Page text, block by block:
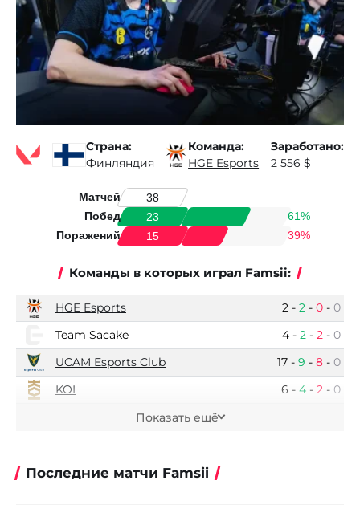
Страна:
Финляндия
Команда:
HGE Esports
Заработано:
2 556 $
Матчей
38
Побед
23
61%
Поражений
15 39%
Команды в которых играл Famsii:
HGE Esports 2 - 2 - 0 - 0
Team Sacake
4 - 2 - 2 - 0
UCAM Esports Club
17 - 9 - 8 - 0
KOI
6 - 4 - 2 - 0
Показать ещё
Последние матчи Famsii